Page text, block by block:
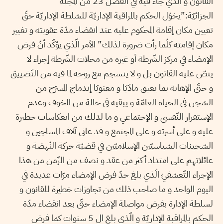
الجزائيّة:”يخوّل الحكم بالمراقبة الإداريّة للسّلطة الإداريّة حقّ
تعيين مكان إقامة المحكوم عليه عند انقضاء مدّة عقوبته و تغيير
مكان إقامته كلّما رأت ضرورة لذلك” الأمر الّذي يؤكّد أنّ فرض
الإمضاء في مركز الشّرطة أو غيره من محلات الشّرطة إجراء لا
ينصّ عليه القانون بل و لا ينسجم مع روحه لما فيه من التّضييق
و حتّى الإهانة بما يعيق مادّيّا و معنويّا إندماج المسرّح من
السّجن في الحياة العامّة و يبقيه في حالة من الخوف وعدم
الإستقرار النّفسي و الإجتماعي و ما لذلك من انعكاسات خطيرة
عليه و على أسرته و على المجتمع و قد عانى آلاف المساجين و
السّجينات السّياسيّين الإسلاميّين في قضيّة حركة النّهضة و
عائلاتهم على امتداد أكثر من عقد و نصف من الزّمن من هذا
الإجراء التّعسّفيّ الّذي بلغ حدّ فرض الإمضاء مرّات عديدة في
اليوم الواحد و ما صاحب ذلك من تجاوزات خطيرة للقانون و
لسلطة الإدارة بفرض مواصلة الإمضاء حتّى بعد انقضاء مدّة
الحكم بالمراقبة الإداريّة و الّذي بلغ ال 5 سنوات كما فرض